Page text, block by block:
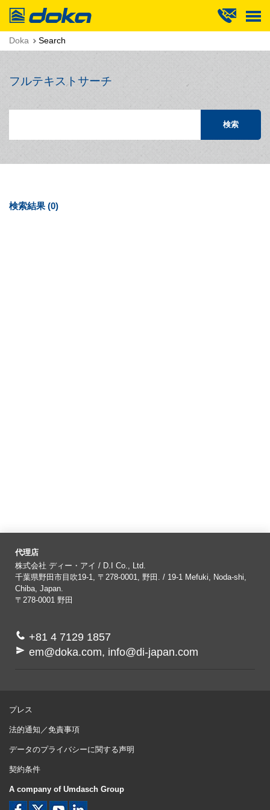
Doka
Doka Search
フルテキストサーチ
検索
検索結果 (0)
代理店
株式会社 ディー・アイ / D.I Co., Ltd.
千葉県野田市目吹19-1, 〒278-0001, 野田. / 19-1 Mefuki, Noda-shi,
Chiba, Japan.
〒278-0001 野田
+81 4 7129 1857
em@doka.com, info@di-japan.com
プレス
法的通知／免責事項
データのプライバシーに関する声明
契約条件
A company of Umdasch Group